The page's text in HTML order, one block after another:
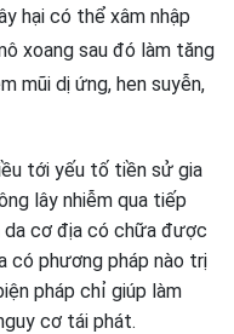
hại có thể xâm nhập
xoang sau đó làm tăng
mũi dị ứng, hen suyễn,
tới yếu tố tiền sử gia
lây nhiễm qua tiếp
da cơ địa có chữa được
có phương pháp nào trị
pháp chỉ giúp làm
cơ tái phát.